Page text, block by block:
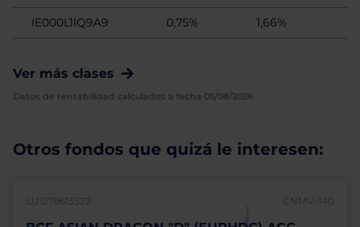
IE000L1IQ9A9 0,75% 1,66%
Ver más clases
Datos de rentabilidad calculados a fecha 05/08/2026
Otros fondos que quizá le interesen:
LU1279613522 CNMV: 140